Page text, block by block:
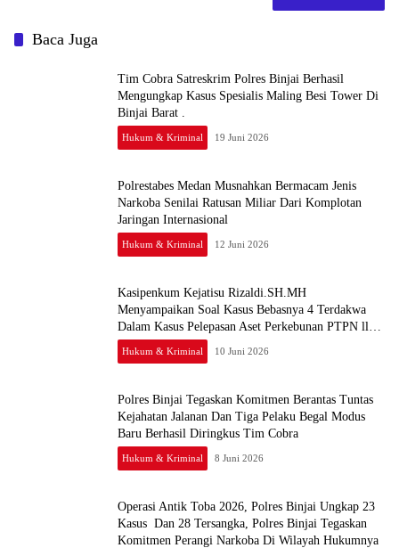
Baca Juga
Tim Cobra Satreskrim Polres Binjai Berhasil
Mengungkap Kasus Spesialis Maling Besi Tower Di
Binjai Barat .
Hukum & Kriminal 19 Juni 2026
Polrestabes Medan Musnahkan Bermacam Jenis
Narkoba Senilai Ratusan Miliar Dari Komplotan
Jaringan Internasional
Hukum & Kriminal 12 Juni 2026
Kasipenkum Kejatisu Rizaldi.SH.MH
Menyampaikan Soal Kasus Bebasnya 4 Terdakwa
Dalam Kasus Pelepasan Aset Perkebunan PTPN ll
JPU, Akan Banding
Hukum & Kriminal 10 Juni 2026
Polres Binjai Tegaskan Komitmen Berantas Tuntas
Kejahatan Jalanan Dan Tiga Pelaku Begal Modus
Baru Berhasil Diringkus Tim Cobra
Hukum & Kriminal 8 Juni 2026
Operasi Antik Toba 2026, Polres Binjai Ungkap 23
Kasus Dan 28 Tersangka, Polres Binjai Tegaskan
Komitmen Perangi Narkoba Di Wilayah Hukumnya